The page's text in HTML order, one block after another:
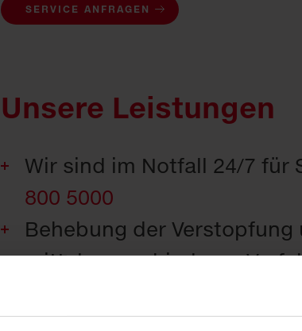
SERVICE ANFRAGEN
Unsere Leistungen
Wir sind im Notfall 24/7 für
800 5000
Behebung der
mittels verschiedener
Hochdruckspülen